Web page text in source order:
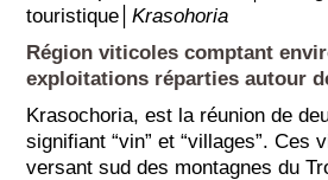
touristique│Krasohoria
Région viticoles comptant
exploitations réparties autour
Krasochoria, est la réunion de
signifiant “vin” et “villages”. Ces
versant sud des montagnes du